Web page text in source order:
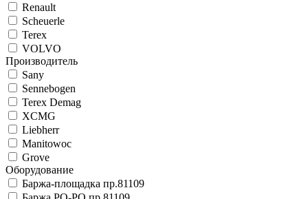
Renault
Scheuerle
Terex
VOLVO
Производитель
Sany
Sennebogen
Terex Demag
XCMG
Liebherr
Manitowoc
Grove
Оборудование
Баржа-площадка пр.81109